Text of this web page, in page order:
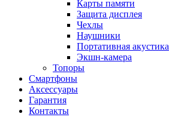
Карты памяти
Защита дисплея
Чехлы
Наушники
Портативная акустика
Экшн-камера
Топоры
Смартфоны
Аксессуары
Гарантия
Контакты